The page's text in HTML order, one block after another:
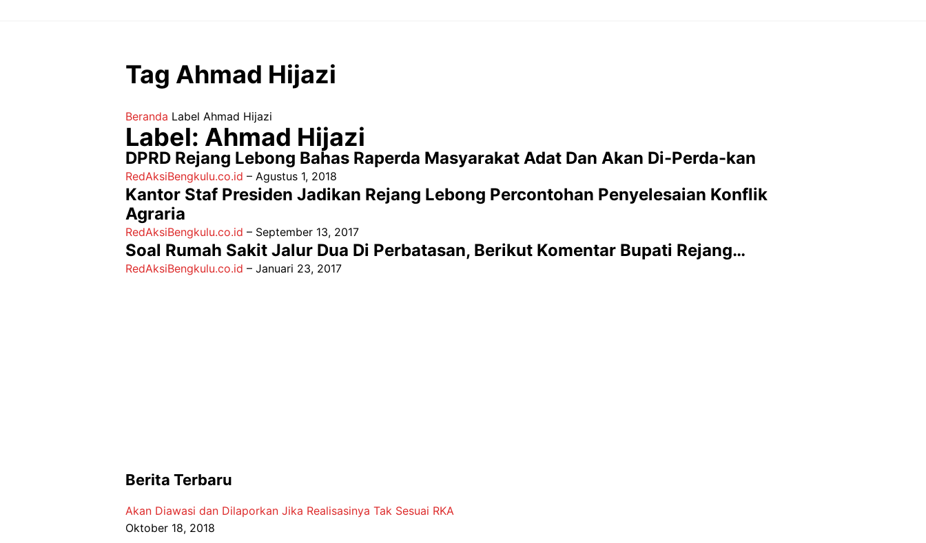
Tag Ahmad Hijazi
Beranda Label Ahmad Hijazi
Label: Ahmad Hijazi
DPRD Rejang Lebong Bahas Raperda Masyarakat Adat Dan Akan Di-Perda-kan
RedAksiBengkulu.co.id – Agustus 1, 2018
Kantor Staf Presiden Jadikan Rejang Lebong Percontohan Penyelesaian Konflik
Agraria
RedAksiBengkulu.co.id – September 13, 2017
Soal Rumah Sakit Jalur Dua Di Perbatasan, Berikut Komentar Bupati Rejang…
RedAksiBengkulu.co.id – Januari 23, 2017
Berita Terbaru
Akan Diawasi dan Dilaporkan Jika Realisasinya Tak Sesuai RKA
Oktober 18, 2018